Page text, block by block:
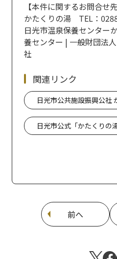
【本件に関するお問合せ先
かたくりの湯 TEL：
日光市温泉保養センター
養センター | 一般財団法
社
関連リンク
日光市公共施設振興公社
日光市公式「かたくりの
前へ